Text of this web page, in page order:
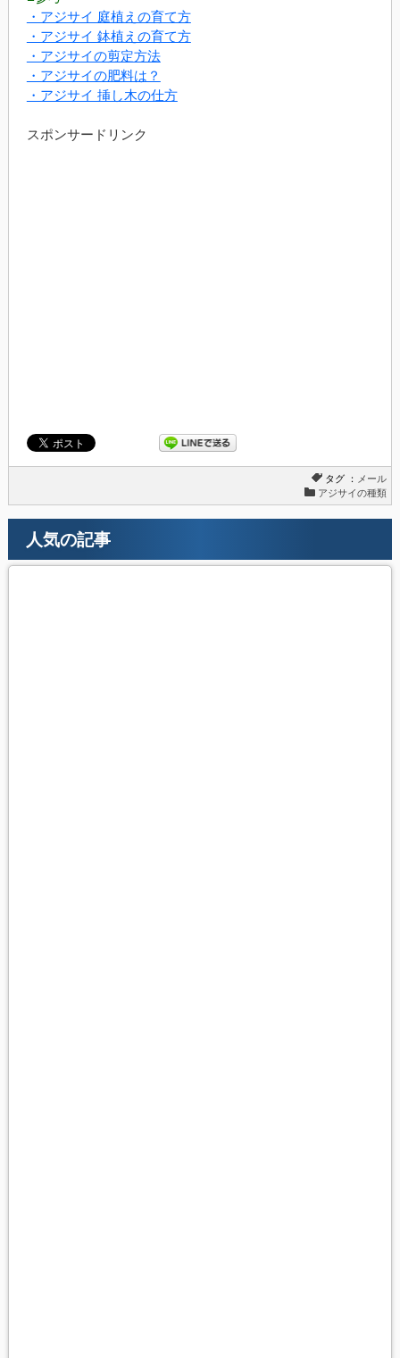
・アジサイ 庭植えの育て方
・アジサイ 鉢植えの育て方
・アジサイの剪定方法
・アジサイの肥料は？
・アジサイ 挿し木の仕方
スポンサードリンク
タグ ：
メール
アジサイの種類
人気の記事